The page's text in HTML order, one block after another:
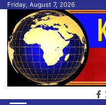
Skip
content
Friday, August 7, 2026